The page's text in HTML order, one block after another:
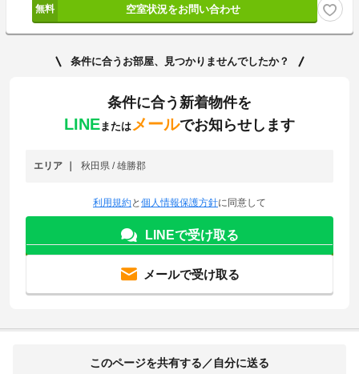
空室状況をお問い合わせ
条件に合うお部屋、見つかりませんでしたか？
条件に合う新着物件を
LINEまたは メールでお知らせします
エリア 秋田県 / 雄勝郡
利用規約と 個人情報保護方針に同意して
LINEで受け取る
メールで受け取る
このページを共有する／自分に送る